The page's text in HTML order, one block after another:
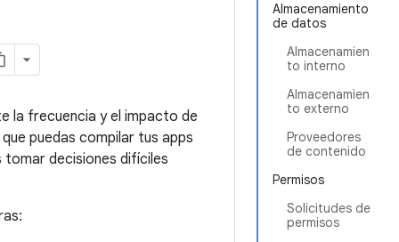
Almacenamiento
de datos
Almacenamien
to interno
Almacenamien
to externo
Proveedores
de contenido
Permisos
Solicitudes de
permisos
la frecuencia y el impacto de
puedas compilar tus apps
tomar decisiones difíciles